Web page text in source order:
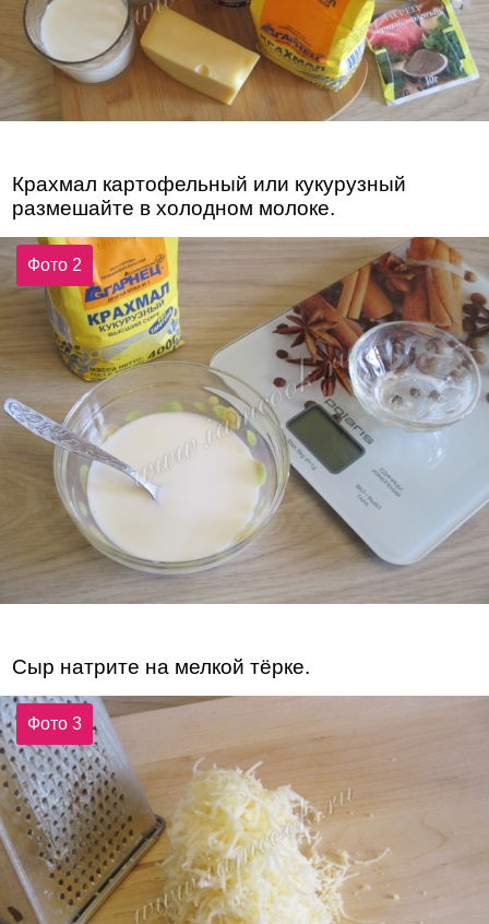
Крахмал картофельный или кукурузный
размешайте в холодном молоке.
Фото 2
Сыр натрите на мелкой тёрке.
Фото 3